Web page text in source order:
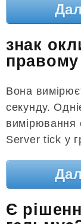
знак
Вона
секунду.
вимірювання
Server tick у
Є